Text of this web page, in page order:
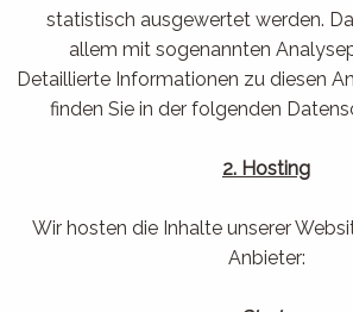
statistisch ausgewertet werden.
allem mit sogenannten
Detaillierte Informationen zu diesen
finden Sie in der folgenden
2. Hosting
Wir hosten die Inhalte unserer
Anbieter: